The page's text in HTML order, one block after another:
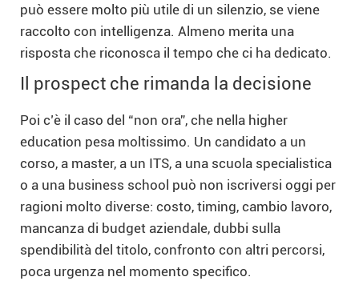
può essere molto più utile di un silenzio, se viene
raccolto con intelligenza. Almeno merita una
risposta che riconosca il tempo che ci ha dedicato.
Il prospect che rimanda la decisione
Poi c’è il caso del “non ora”, che nella higher
education pesa moltissimo. Un candidato a un
corso, a master, a un ITS, a una scuola specialistica
o a una business school può non iscriversi oggi per
ragioni molto diverse: costo, timing, cambio lavoro,
mancanza di budget aziendale, dubbi sulla
spendibilità del titolo, confronto con altri percorsi,
poca urgenza nel momento specifico.